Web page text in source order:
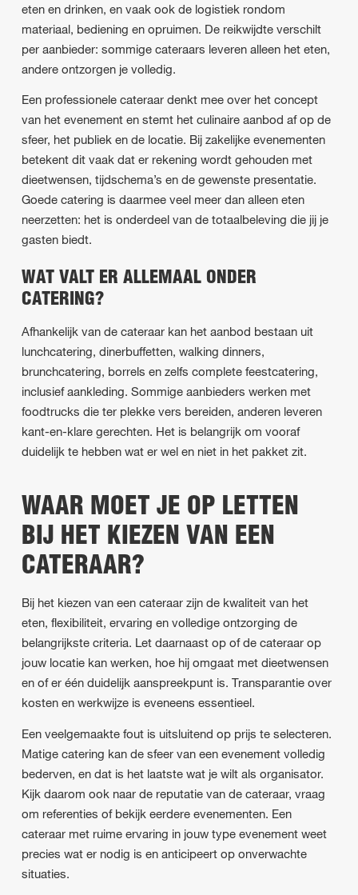
eten en drinken, en vaak ook de logistiek rondom
materiaal, bediening en opruimen. De reikwijdte verschilt
per aanbieder: sommige cateraars leveren alleen het eten,
andere ontzorgen je volledig.
Een professionele cateraar denkt mee over het concept
van het evenement en stemt het culinaire aanbod af op de
sfeer, het publiek en de locatie. Bij zakelijke evenementen
betekent dit vaak dat er rekening wordt gehouden met
dieetwensen, tijdschema’s en de gewenste presentatie.
Goede catering is daarmee veel meer dan alleen eten
neerzetten: het is onderdeel van de totaalbeleving die jij je
gasten biedt.
WAT VALT ER ALLEMAAL ONDER
CATERING?
Afhankelijk van de cateraar kan het aanbod bestaan uit
lunchcatering, dinerbuffetten, walking dinners,
brunchcatering, borrels en zelfs complete feestcatering,
inclusief aankleding. Sommige aanbieders werken met
foodtrucks die ter plekke vers bereiden, anderen leveren
kant-en-klare gerechten. Het is belangrijk om vooraf
duidelijk te hebben wat er wel en niet in het pakket zit.
WAAR MOET JE OP LETTEN
BIJ HET KIEZEN VAN EEN
CATERAAR?
Bij het kiezen van een cateraar zijn de kwaliteit van het
eten, flexibiliteit, ervaring en volledige ontzorging de
belangrijkste criteria. Let daarnaast op of de cateraar op
jouw locatie kan werken, hoe hij omgaat met dieetwensen
en of er één duidelijk aanspreekpunt is. Transparantie over
kosten en werkwijze is eveneens essentieel.
Een veelgemaakte fout is uitsluitend op prijs te selecteren.
Matige catering kan de sfeer van een evenement volledig
bederven, en dat is het laatste wat je wilt als organisator.
Kijk daarom ook naar de reputatie van de cateraar, vraag
om referenties of bekijk eerdere evenementen. Een
cateraar met ruime ervaring in jouw type evenement weet
precies wat er nodig is en anticipeert op onverwachte
situaties.